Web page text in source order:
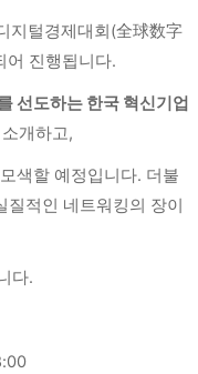
지털경제대회(全球数字
어 진행됩니다.
선도하는 한국 혁신기업
개하고,
색할 예정입니다. 더불
질적인 네트워킹의 장이
다.